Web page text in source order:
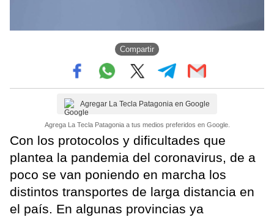
Compartir
Agregar La Tecla Patagonia en Google
Agrega La Tecla Patagonia a tus medios preferidos en Google.
Con los protocolos y dificultades que
plantea la pandemia del coronavirus, de a
poco se van poniendo en marcha los
distintos transportes de larga distancia en
el país. En algunas provincias ya